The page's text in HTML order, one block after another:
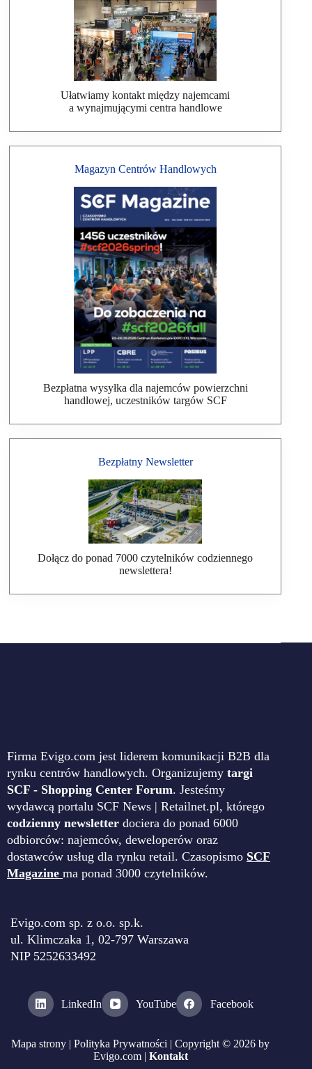
Ułatwiamy kontakt między najemcami
a wynajmującymi centra handlowe
Magazyn Centrów Handlowych
Bezpłatna wysyłka dla najemców powierzchni
handlowej, uczestników targów SCF
Bezpłatny Newsletter
Dołącz do ponad 7000 czytelników codziennego
newslettera!
Firma Evigo.com jest liderem komunikacji B2B dla
rynku centrów handlowych. Organizujemy targi
SCF - Shopping Center Forum. Jesteśmy
wydawcą portalu SCF News | Retailnet.pl, którego
codzienny newsletter dociera do ponad 6000
odbiorców: najemców, deweloperów oraz
dostawców usług dla rynku retail. Czasopismo SCF
Magazine ma ponad 3000 czytelników.
Evigo.com sp. z o.o. sp.k.
ul. Klimczaka 1, 02-797 Warszawa
NIP 5252633492
LinkedIn YouTube Facebook
Mapa strony |Polityka Prywatności | Copyright © 2026 by
Evigo.com | Kontakt